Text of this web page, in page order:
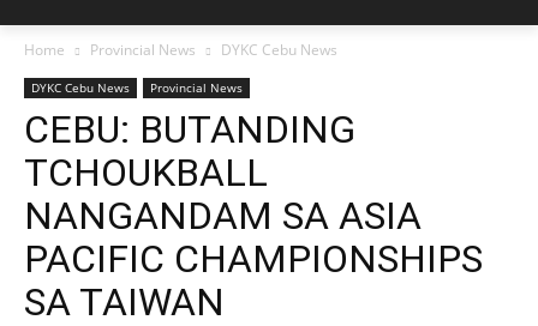
Home Provincial News DYKC Cebu News
DYKC Cebu News Provincial News
CEBU: BUTANDING
TCHOUKBALL
NANGANDAM SA ASIA
PACIFIC CHAMPIONSHIPS
SA TAIWAN